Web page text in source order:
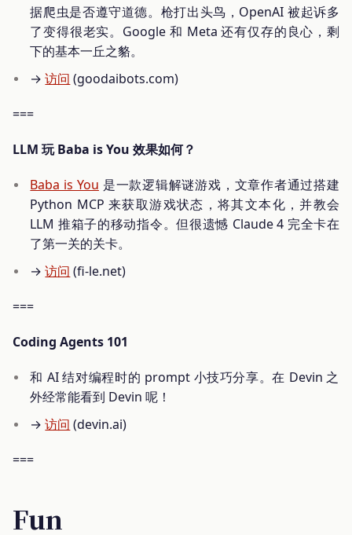
据爬虫是否遵守道德。枪打出头鸟，OpenAI 被起诉多
了变得很老实。Google 和 Meta 还有仅存的良心，剩
下的基本一丘之貉。
→访问 (goodaibots.com)
===
LLM 玩 Baba is You 效果如何？
Baba is You 是一款逻辑解谜游戏，文章作者通过搭建
Python MCP 来获取游戏状态，将其文本化，并教会
LLM 推箱子的移动指令。但很遗憾 Claude 4 完全卡在
了第一关的关卡。
→访问 (fi-le.net)
===
Coding Agents 101
和 AI 结对编程时的 prompt 小技巧分享。在 Devin 之
外经常能看到 Devin 呢！
→访问 (devin.ai)
===
Fun